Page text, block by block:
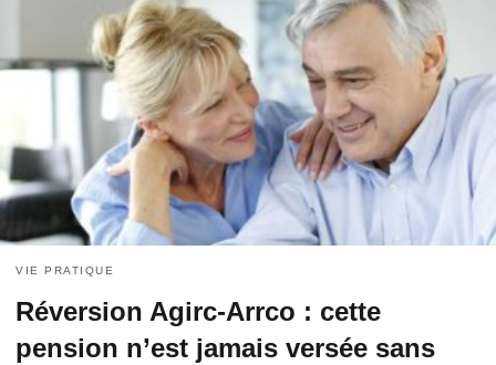
VIE PRATIQUE
Réversion Agirc-Arrco : cette
pension n’est jamais versée sans